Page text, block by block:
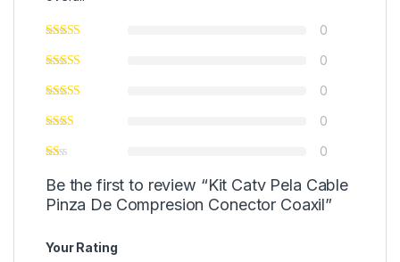
0
0
0
0
0
Be the first to review “Kit Catv Pela Cable
Pinza De Compresion Conector Coaxil”
Your Rating